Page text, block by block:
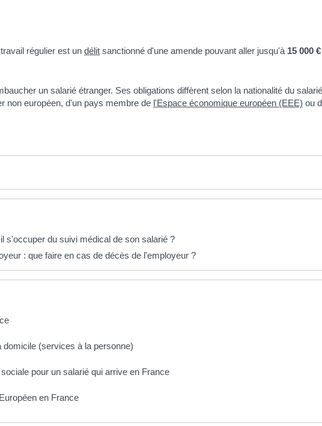
régulier est undélit sanctionné d'une amende pouvant aller jusqu'à 15 000 €
un salarié étranger. Ses obligations diffèrent selon la nationalité du
non européen, d'un pays membre de l'Espace économique européen (EEE) ou
s'occuper du suivi médical de son salarié ?
: que faire en cas de décès de l'employeur ?
domicile (services à la personne)
pour un salarié qui arrive en France
en France